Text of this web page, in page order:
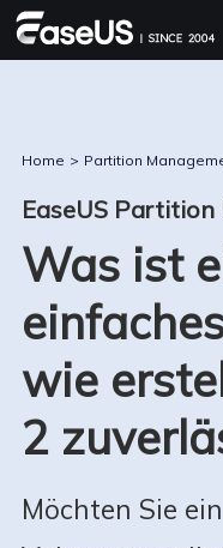
Home > Partition
EaseUS Partition
Was ist
wie
2
Möchten Sie